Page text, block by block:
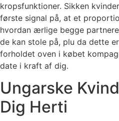
kropsfunktioner. Sikken
første signal på, at et
hvordan ærlige begge
de kan stole på, plu da dette
forholdet oven i købet
date i kraft af dig.
Ungarske
Dig Herti